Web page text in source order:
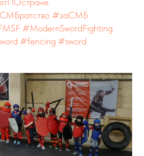
#заСМБ
#ModernSwordFighting
#fencing #sword